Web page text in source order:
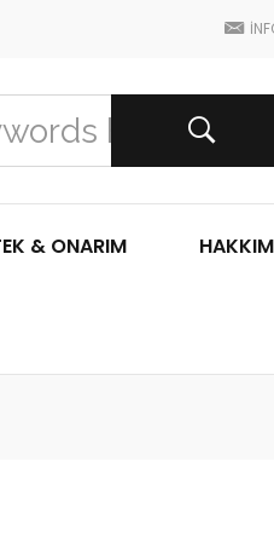
& ONARIM